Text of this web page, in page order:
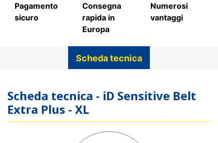
Pagamento
sicuro
Consegna
rapida in
Europa
Numerosi
vantaggi
Scheda tecnica
Scheda tecnica - iD Sensitive Belt
Extra Plus - XL